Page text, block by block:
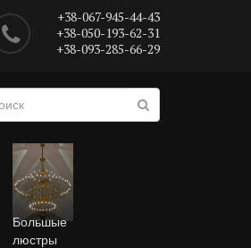
+38-067-945-44-43
+38-050-193-62-31
+38-093-285-66-29
Большые
люстры